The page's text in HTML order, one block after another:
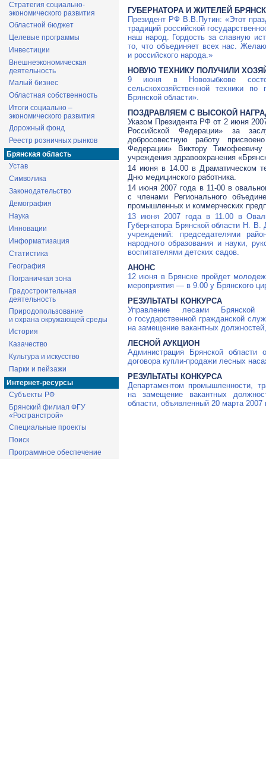
Стратегия социально-
экономического развития
Областной бюджет
Целевые программы
Инвестиции
Внешнеэкономическая
деятельность
Малый бизнес
Областная собственность
Итоги социально –
экономического развития
Дорожный фонд
Реестр розничных рынков
Брянская область
Устав
Символика
Законодательство
Демография
Наука
Инновации
Информатизация
Статистика
География
Пограничная зона
Градостроительная
деятельность
Природопользование
и охрана окружающей среды
История
Казачество
Культура и искусство
Парки и пейзажи
Интернет-ресурсы
Субъекты РФ
Брянский филиал ФГУ
«Росгранстрой»
Специальные проекты
Поиск
Программное обеспечение
ГУБЕРНАТОРА И ЖИТЕЛЕЙ
Президент РФ В.В.Путин: «Этот
традиций российской
наш народ. Гордость за славную
то, что объединяет всех нас.
и российского народа.»
НОВУЮ ТЕХНИКУ ПОЛУЧИЛИ
9 июня в Новозыбкове
сельскохозяйственной техники
Брянской области».
ПОЗДРАВЛЯЕМ С ВЫСОКОЙ
Указом Президента РФ от 2 июня
Российской Федерации» за
добросовестную работу
Федерации» Виктору
учреждения здравоохранения
14 июня в 14.00 в Драматическом
Дню медицинского работника.
14 июня 2007 года в 11-00 в
с членами Регионального
промышленных и коммерческих
13 июня 2007 года в 11.00 в
Губернатора Брянской области Н. В.
учреждений: председателями
народного образования и науки,
воспитателями детских садов.
АНОНС
12 июня в Брянске пройдет
мероприятия — в 9.00 у Брянского
РЕЗУЛЬТАТЫ КОНКУРСА
Управление лесами Брянской
о государственной гражданской
на замещение вакантных
ЛЕСНОЙ АУКЦИОН
Администрация Брянской
договора купли-продажи лесных
РЕЗУЛЬТАТЫ КОНКУРСА
Департаментом промышленности,
на замещение вакантных
области, объявленный 20 марта 2007